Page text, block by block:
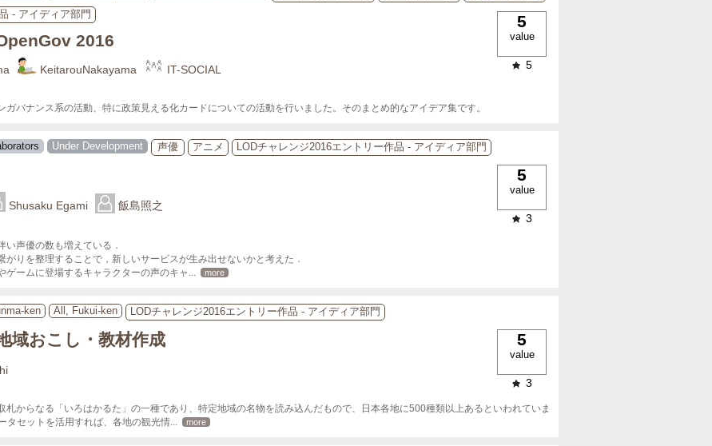
- アイディア部門
2016
KeitarouNakayama
IT-SOCIAL
ガバナンス系の活動、特に政策見える化カードについての活動を行いました。そのまとめ的なアイデア集です。
5
value
5
Under Development 声優 アニメ LODチャレンジ2016エントリー作品 - アイディア部門
Shusaku Egami
飯島照之
い声優の数も増えている．
がりを整理することで，新しいサービスが生み出せないかと考えた．
ゲームに登場するキャラクターの声のキャ ... more
5
value
3
ken All, Fukui-ken LODチャレンジ2016エントリー作品 - アイディア部門
域おこし・教材作成
札からなる「いろはかるた」の一種であり、特定地域の名物を読み込んだもので、日本各地に500種類以上あるといわれていま
タセットを活用すれば、各地の観光情... more
5
value
3